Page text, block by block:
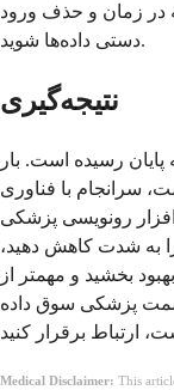
در زمان و حذف ورود
دستی داده‌ها شوید.
نتیجه‌گیری
رسیده است. بار
سرانجام با فناوری
رونویسی پزشکی
به شدت کاهش دهید،
بخشید و مهمتر از
سمت پزشکی سوق داده
Medical Disclaimer: This